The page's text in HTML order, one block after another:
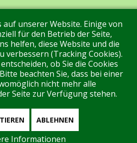
Über uns Kontakt
uns! Login
und keine Mitglieder online
unserer Website. Einige von
für den Betrieb der Seite,
helfen, diese Website und die
verbessern (Tracking Cookies).
ob Sie die Cookies
beachten Sie, dass bei einer
nicht mehr alle
Seite zur Verfügung stehen.
ABLEHNEN
Informationen